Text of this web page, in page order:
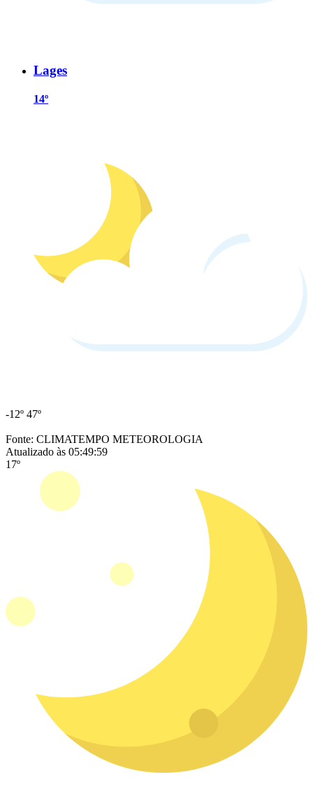
Lages
14º
-12º 47º
Fonte: CLIMATEMPO METEOROLOGIA
Atualizado às 05:49:59
17º